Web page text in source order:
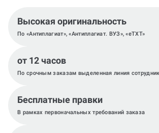
Высокая оригинальность
По «Антиплагиат», «Антиплагиат. ВУЗ», «eTXT»
от 12 часов
По срочным заказам выделенная линия
Бесплатные правки
В рамках первоначальных требований заказа